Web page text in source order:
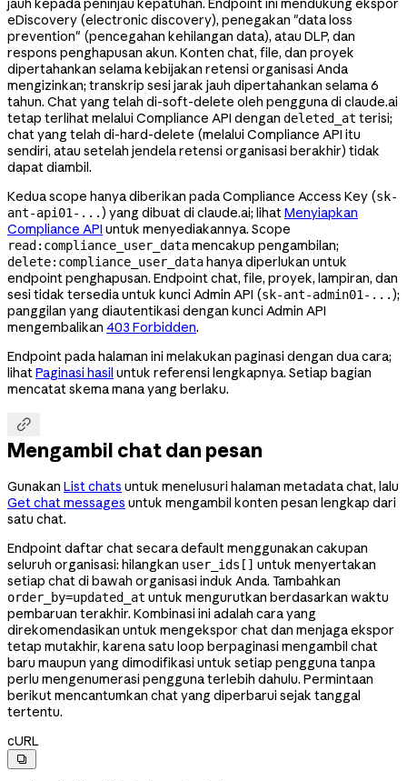
jauh kepada peninjau kepatuhan. Endpoint ini mendukung ekspor
eDiscovery (electronic discovery), penegakan "data loss
prevention" (pencegahan kehilangan data), atau DLP, dan
respons penghapusan akun. Konten chat, file, dan proyek
dipertahankan selama kebijakan retensi organisasi Anda
mengizinkan; transkrip sesi jarak jauh dipertahankan selama 6
tahun. Chat yang telah di-soft-delete oleh pengguna di claude.ai
tetap terlihat melalui Compliance API dengan deleted_at terisi;
chat yang telah di-hard-delete (melalui Compliance API itu
sendiri, atau setelah jendela retensi organisasi berakhir) tidak
dapat diambil.
Kedua scope hanya diberikan pada Compliance Access Key (sk-
ant-api01-...) yang dibuat di claude.ai; lihatMenyiapkan
Compliance API untuk menyediakannya. Scope
read:compliance_user_datamencakup pengambilan;
delete:compliance_user_datahanya diperlukan untuk
endpoint penghapusan. Endpoint chat, file, proyek, lampiran, dan
sesi tidak tersedia untuk kunci Admin API (sk-ant-admin01-...);
panggilan yang diautentikasi dengan kunci Admin API
mengembalikan 403 Forbidden.
Endpoint pada halaman ini melakukan paginasi dengan dua cara;
lihatPaginasi hasil untuk referensi lengkapnya. Setiap bagian
mencatat skema mana yang berlaku.

Mengambil chat dan pesan
Gunakan List chats untuk menelusuri halaman metadata chat, lalu
Get chat messages untuk mengambil konten pesan lengkap dari
satu chat.
Endpoint daftar chat secara default menggunakan cakupan
seluruh organisasi: hilangkan user_ids[] untuk menyertakan
setiap chat di bawah organisasi induk Anda. Tambahkan
order_by=updated_at untuk mengurutkan berdasarkan waktu
pembaruan terakhir. Kombinasi ini adalah cara yang
direkomendasikan untuk mengekspor chat dan menjaga ekspor
tetap mutakhir, karena satu loop berpaginasi mengambil chat
baru maupun yang dimodifikasi untuk setiap pengguna tanpa
perlu mengenumerasi pengguna terlebih dahulu. Permintaan
berikut mencantumkan chat yang diperbarui sejak tanggal
tertentu.
cURL
